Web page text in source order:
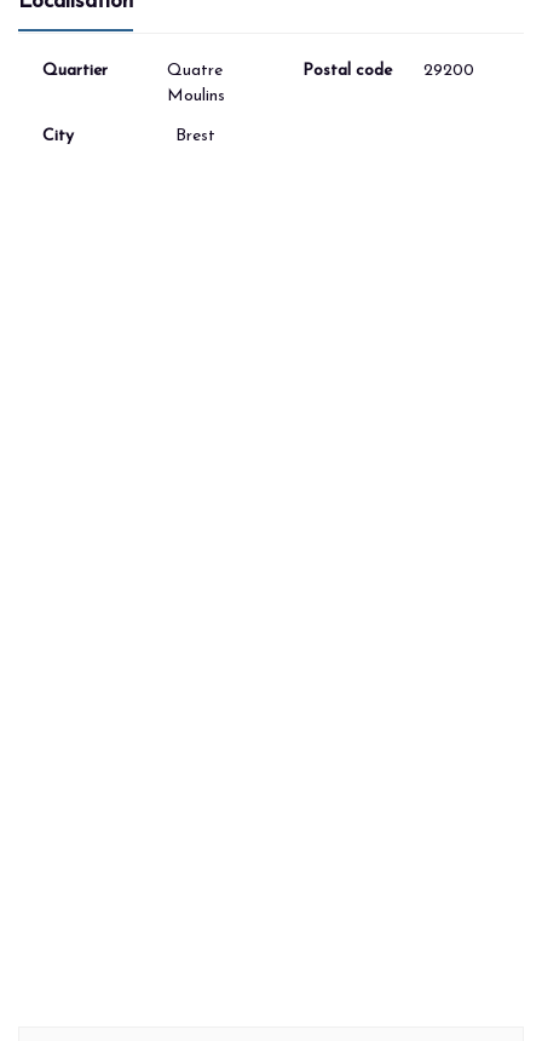
Quartier
Quatre
Moulins
City Brest
Postal code 29200